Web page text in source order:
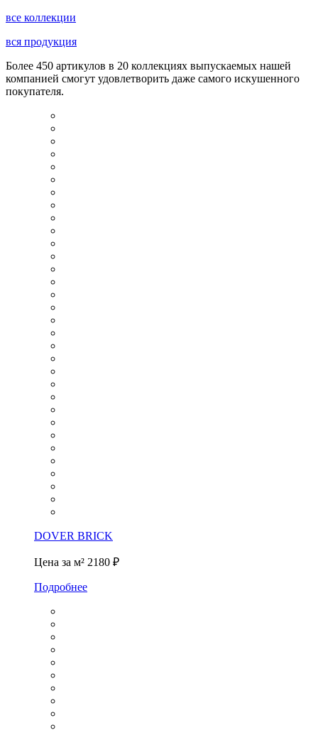
все коллекции
вся продукция
Более 450 артикулов в 20 коллекциях выпускаемых нашей
компанией смогут удовлетворить даже самого искушенного
покупателя.
DOVER BRICK
Цена за м² 2180 ₽
Подробнее